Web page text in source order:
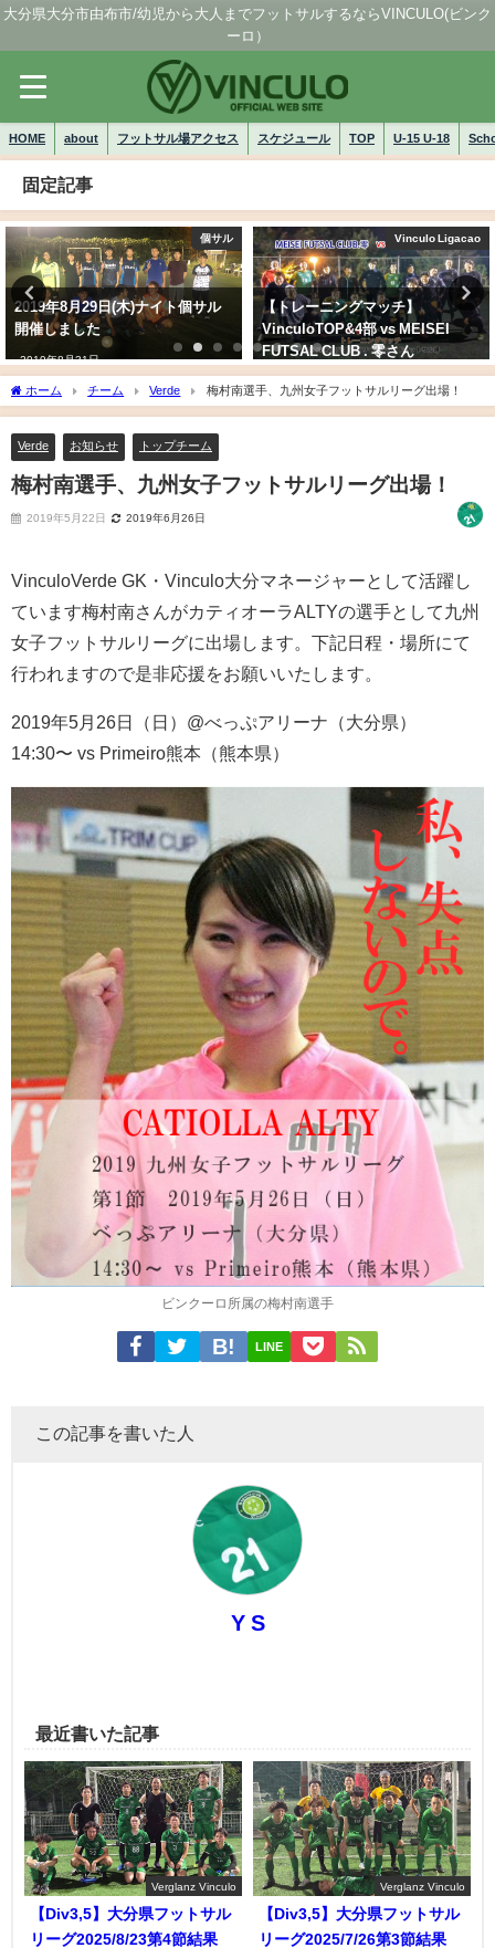
大分県大分市由布市/幼児から大人までフットサルするならVINCULO(ビンク
ーロ）
HOME about フットサル場アクセス スケジュール TOP U-15 U-18
固定記事
個サル
2019年8月29日(木)ナイト個サル
開催しました
2019年8月31日
Vinculo Ligacao
【トレーニングマッチ】
VinculoTOP&4部 vs MEISEI
FUTSAL CLUB . 零さん
2020/10/27火)
ホーム チーム Verde 梅村南選手、九州女子フットサルリーグ出場！
Verde お知らせ トップチーム
梅村南選手、九州女子フットサルリーグ出場！
2019年5月22日 2019年6月26日
VinculoVerde GK・Vinculo大分マネージャーとして活躍し
ています梅村南さんがカティオーラALTYの選手として九州
女子フットサルリーグに出場します。下記日程・場所にて
行われますので是非応援をお願いいたします。
2019年5月26日（日）@べっぷアリーナ（大分県）
14:30〜 vs Primeiro熊本（熊本県）
ビンクーロ所属の梅村南選手
LINE
この記事を書いた人
Y S
最近書いた記事
Verglanz Vinculo
【Div3,5】大分県フットサル
リーグ2025/8/23第4節結果
Verglanz Vinculo
【Div3,5】大分県フットサル
リーグ2025/7/26第3節結果